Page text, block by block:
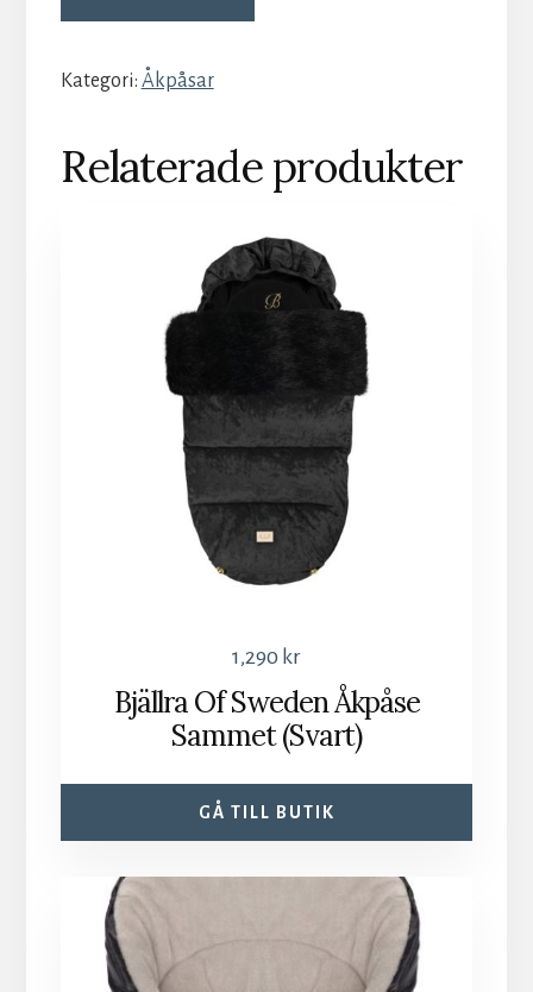
Kategori: Åkpåsar
Relaterade produkter
1,290 kr
Bjällra Of Sweden Åkpåse
Sammet (Svart)
GÅ TILL BUTIK